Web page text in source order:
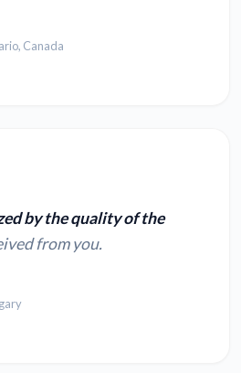
Canada
by the quality of the
from you.